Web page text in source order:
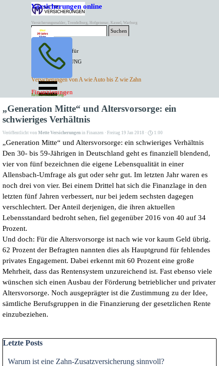
Direkt zum Seiteninhalt
Versicherungen online
Versicherungsmakler, Trendelburg, Hofgeismar, Kassel, Warburg
BESTER PREIS für
SPITZEN LEISTUNG
ANGEBOTE
Versicherungen von A wie Auto bis Z wie Zahn
Kontakt Tel. 05671/7799991
Mette Versicherungen
Suchen
Versicherungen
Finanzierungen
Rentenversicherung
Menü überspringen
„Generation Mitte“ und Altersvorsorge: ein
schwieriges Verhältnis
Veröffentlicht von Mette Versicherungen in Finanzen · Freitag 19 Jan 2018 · 1:00
„Generation Mitte“ und Altersvorsorge: ein schwieriges Verhältnis
Den 30- bis 59-Jährigen in Deutschland geht es finanziell blendend,
vier von fünf bezeichnen die eigene Lebensqualität in einer
Allensbach-Umfrage als gut oder sehr gut. Im letzten Jahr waren es
noch drei von vier. Bei einem Drittel hat sich die Finanzlage in den
letzten fünf Jahren verbessert, nur bei jedem sechsten dagegen
verschlechtert. Der Anteil derjenigen, die ihren aktuellen
Lebensstandard bedroht sehen, fiel gegenüber 2016 von 40 auf 34
Prozent.
Und doch: Für die Altersvorsorge ist nach wie vor kaum Geld übrig.
62 Prozent der Befragten nannten dies als Hauptgrund für fehlendes
privates Engagement. Dabei erkennt mit 60 Prozent eine große
Mehrheit, dass das Rentensystem unzureichend ist. Fast ebenso viele
wünschen sich einen Ausbau der Förderung betrieblicher und privater
Altersvorsorge. Noch ausgeprägter ist die Zustimmung zu der Idee,
sämtliche Berufsgruppen in die Finanzierung der gesetzlichen Rente
einzubeziehen.
Block überspringen Letzte Posts
Letzte Posts
Warum ist eine Zahn-Zusatzversicherung sinnvoll?